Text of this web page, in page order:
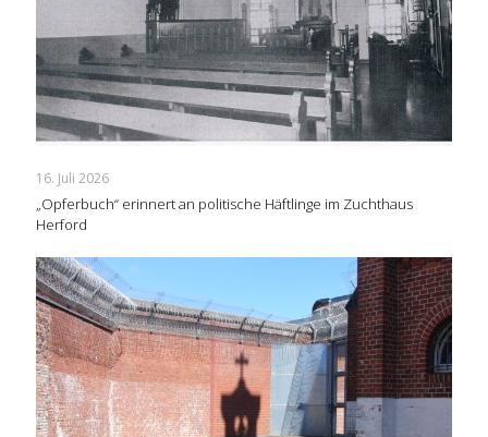
16. Juli 2026
„Opferbuch“ erinnert an politische Häftlinge im Zuchthaus
Herford